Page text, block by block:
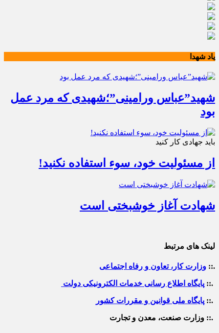
یاد شهدا
شهید”عباس ورامینی”؛شهیدی که مرد عمل
بود
باید جهادی کار کنید
از مسئولیت خود، سوء استفاده نکنید!
شهادت آغاز خوشبختی است
لینک های مرتبط
.:: وزارت کار، تعاون و رفاه اجتماعی
.:: پایگاه اطلاع رسانی خدمات الکترونیکی دولت
.:: پایگاه ملی قوانین و مقررات کشور
.:: وزارت صنعت، معدن و تجارت